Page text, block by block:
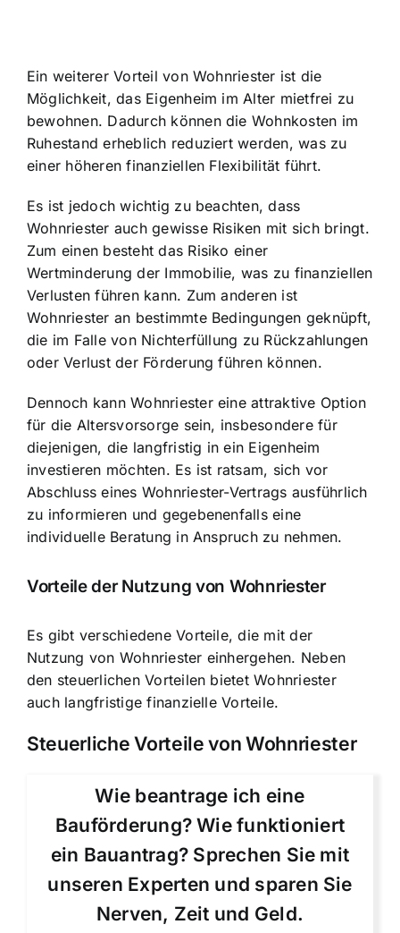
Ein weiterer Vorteil von Wohnriester ist die
Möglichkeit, das Eigenheim im Alter mietfrei zu
bewohnen. Dadurch können die Wohnkosten im
Ruhestand erheblich reduziert werden, was zu
einer höheren finanziellen Flexibilität führt.
Es ist jedoch wichtig zu beachten, dass
Wohnriester auch gewisse Risiken mit sich bringt.
Zum einen besteht das Risiko einer
Wertminderung der Immobilie, was zu finanziellen
Verlusten führen kann. Zum anderen ist
Wohnriester an bestimmte Bedingungen geknüpft,
die im Falle von Nichterfüllung zu Rückzahlungen
oder Verlust der Förderung führen können.
Dennoch kann Wohnriester eine attraktive Option
für die Altersvorsorge sein, insbesondere für
diejenigen, die langfristig in ein Eigenheim
investieren möchten. Es ist ratsam, sich vor
Abschluss eines Wohnriester-Vertrags ausführlich
zu informieren und gegebenenfalls eine
individuelle Beratung in Anspruch zu nehmen.
Vorteile der Nutzung von Wohnriester
Es gibt verschiedene Vorteile, die mit der
Nutzung von Wohnriester einhergehen. Neben
den steuerlichen Vorteilen bietet Wohnriester
auch langfristige finanzielle Vorteile.
Steuerliche Vorteile von Wohnriester
Wie beantrage ich eine
Bauförderung? Wie funktioniert
ein Bauantrag? Sprechen Sie mit
unseren Experten und sparen Sie
Nerven, Zeit und Geld.